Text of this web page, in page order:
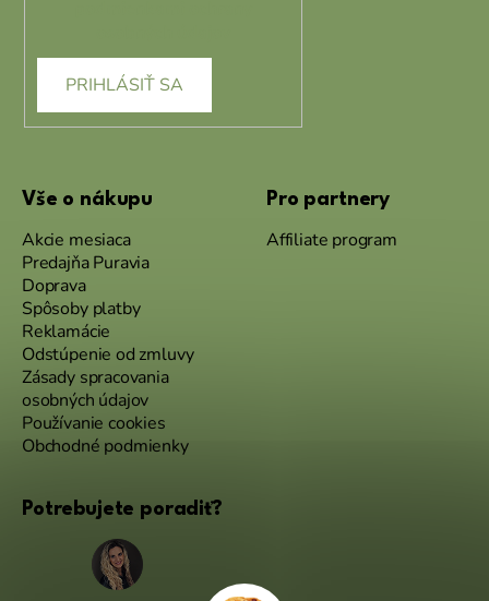
PRIHLÁSIŤ SA
Vše o nákupu
Akcie mesiaca
Predajňa Puravia
Doprava
Spôsoby platby
Reklamácie
Odstúpenie od zmluvy
Zásady spracovania
osobných údajov
Používanie cookies
Obchodné podmienky
Pro partnery
Affiliate program
Potrebujete poradiť?